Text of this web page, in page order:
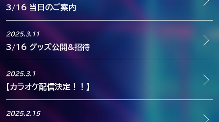
3/16_当日のご案内
2025.3.11
3/16 グッズ公開&招待
2025.3.1
【カラオケ配信決定！！】
2025.2.15